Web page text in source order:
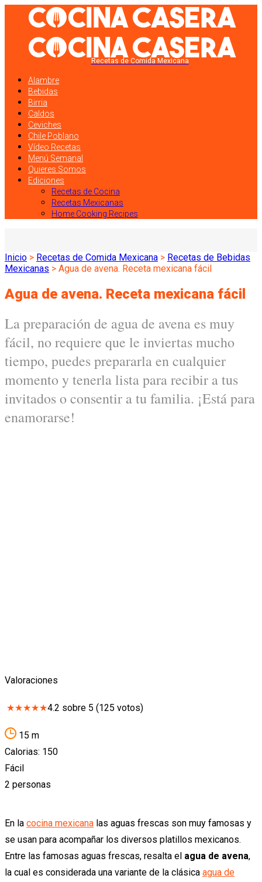
Recetas de Comida Mexicana
Alambre
Bebidas
Birria
Caldos
Ceviches
Chile Poblano
Vídeo Recetas
Menú Semanal
Quieres Somos
Ediciones
Recetas de Cocina
Recetas Mexicanas
Home Cooking Recipes
Inicio > Recetas de Comida Mexicana > Recetas de Bebidas
Mexicanas > Agua de avena. Receta mexicana fácil
Agua de avena. Receta mexicana fácil
La preparación de agua de avena es muy
fácil, no requiere que le inviertas mucho
tiempo, puedes prepararla en cualquier
momento y tenerla lista para recibir a tus
invitados o consentir a tu familia. ¡Está para
enamorarse!
Valoraciones
★★★★★4.2 sobre 5 (125 votos)
15 m
Calorias: 150
Fácil
2 personas
En la cocina mexicana las aguas frescas son muy famosas y
se usan para acompañar los diversos platillos mexicanos.
Entre las famosas aguas frescas, resalta el agua de avena,
la cual es considerada una variante de la clásica agua de